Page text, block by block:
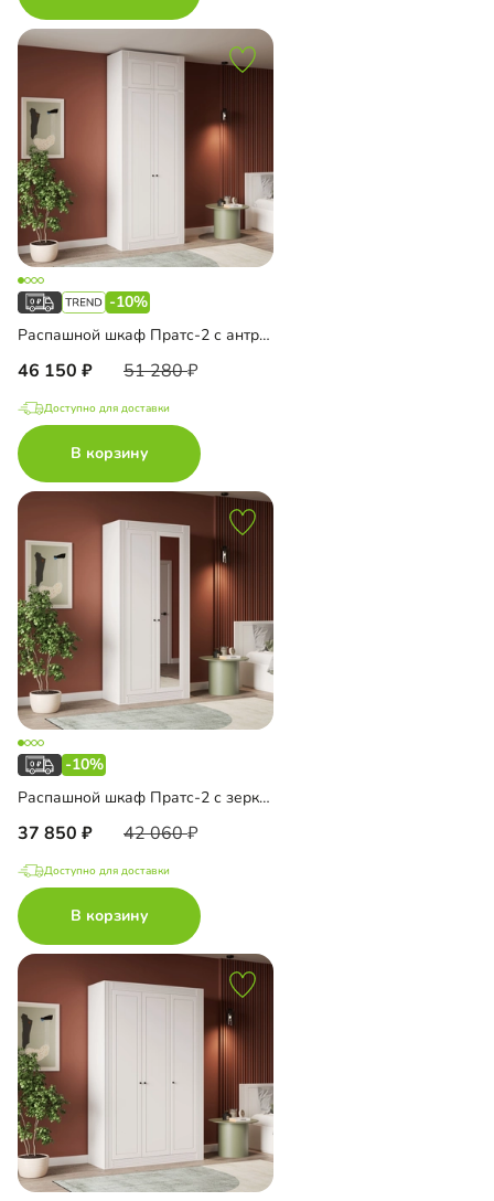
-10%
Распашной шкаф Пратс-2 с антресолью
46 150 51 280
Доступно для доставки
В корзину
-10%
Распашной шкаф Пратс-2 с зеркалом
37 850 42 060
Доступно для доставки
В корзину